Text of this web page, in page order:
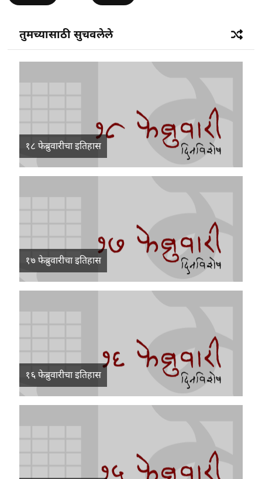
तुमच्यासाठी सुचवलेले
१८ फेब्रुवारीचा इतिहास
१७ फेब्रुवारीचा इतिहास
१६ फेब्रुवारीचा इतिहास